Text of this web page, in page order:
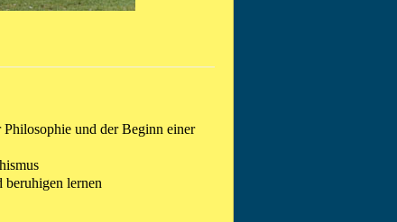
und der Beginn einer
lernen